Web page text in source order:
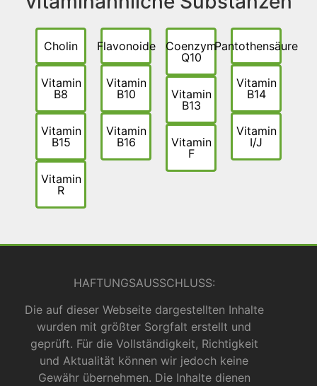
Cholin
Vitamin
B8
Vitamin
B15
Vitamin
R
Flavonoide
Vitamin
B10
Vitamin
B16
Coenzym
Q10
Vitamin
B13
Vitamin
F
Pantothensäure
Vitamin
B14
Vitamin
I/J
HAFTUNGSAUSSCHLUSS:
Die auf dieser Webseite dargestellten Inhalte
wurden mit größter Sorgfalt erstellt und
geprüft. Für die Vollständigkeit, Richtigkeit
und Aktualität können wir jedoch keine
Gewähr übernehmen. Die Inhalte dienen